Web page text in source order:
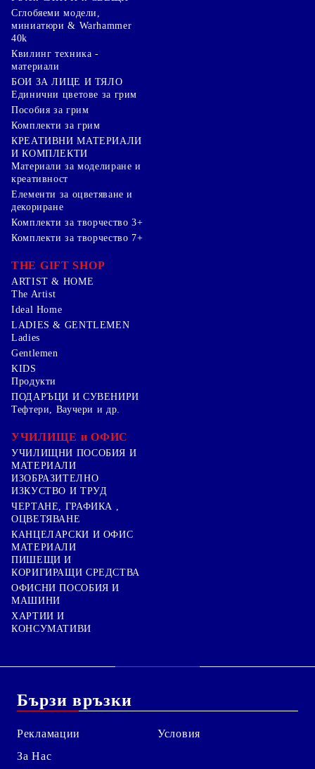
Сглобяеми модели,
миниатюри & Warhammer
40k
Квилинг техника -
материали
БОИ ЗА ЛИЦЕ И ТЯЛО
Единични цветове за грим
Пособия за грим
Комплекти за грим
КРЕАТИВНИ МАТЕРИАЛИ
И КОМПЛЕКТИ
Mатериали за моделиране и
креативност
Елементи за оцветяване и
декориране
Комплекти за творчество 3+
Комплекти за творчество 7+
THE GIFT SHOP
ARTIST & HOME
The Artist
Ideal Home
LADIES & GENTLEMEN
Ladies
Gentlemen
KIDS
Продукти
ПОДАРЪЦИ И СУВЕНИРИ
Тефтери, Ваучери и др.
УЧИЛИЩЕ и ОФИС
УЧИЛИЩНИ ПОСОБИЯ И
МАТЕРИАЛИ
ИЗОБРАЗИТЕЛНО
ИЗКУСТВО И ТРУД
ЧЕРТАНЕ, ГРАФИКА ,
ОЦВЕТЯВАНЕ
КАНЦЕЛАРСКИ И ОФИС
МАТЕРИАЛИ
ПИШЕЩИ И
КОРИГИРАЩИ СРЕДСТВА
ОФИСНИ ПОСОБИЯ И
МАШИНИ
ХАРТИИ И
КОНСУМАТИВИ
Бързи връзки
Рекламации
За Нас
Условия